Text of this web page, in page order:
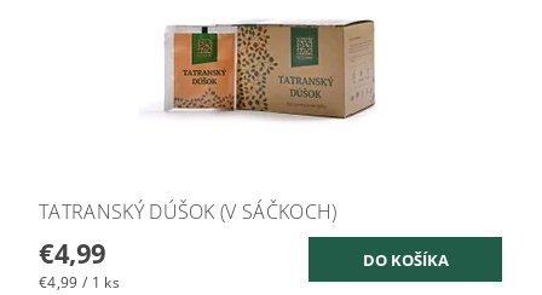
TATRANSKÝ DÚŠOK (V SÁČKOCH)
€4,99
€4,99 / 1 ks